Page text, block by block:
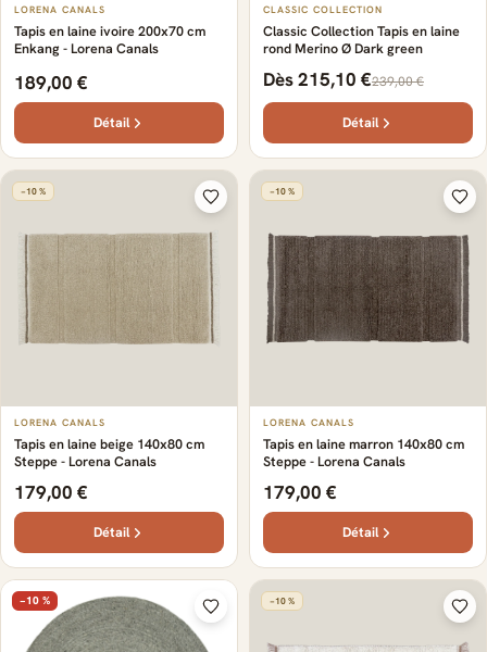
LORENA CANALS
Tapis en laine ivoire 200x70 cm
Enkang - Lorena Canals
189,00 €
Détail
CLASSIC COLLECTION
Classic Collection Tapis en laine
rond Merino Ø Dark green
Dès 215,10 €239,00 €
Détail
−10 %
LORENA CANALS
Tapis en laine beige 140x80 cm
Steppe - Lorena Canals
179,00 €
Détail
−10 %
LORENA CANALS
Tapis en laine marron 140x80 cm
Steppe - Lorena Canals
179,00 €
Détail
−10 % −10 %